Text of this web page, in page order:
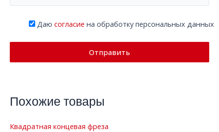
Даю согласие на обработку персональных данных
Похожие товары
Квадратная концевая фреза